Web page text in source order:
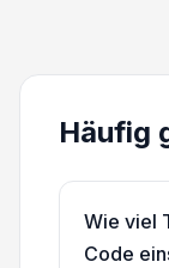
Häufig
Wie viel
Code